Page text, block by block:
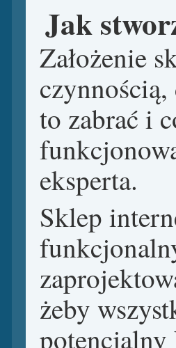
Jak
Założenie
to zabrać i
eksperta.
Sklep
żeby
potencjalny